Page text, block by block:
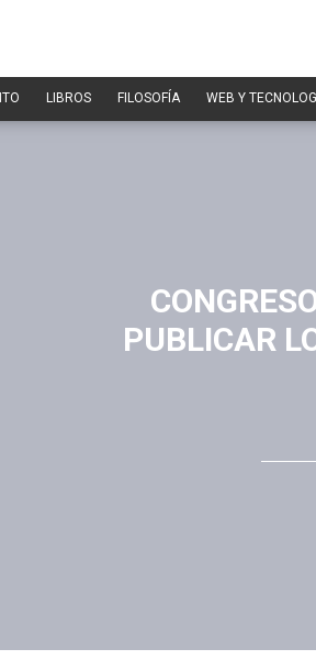
LIBROS FILOSOFÍA WEB Y
PUBLICAR